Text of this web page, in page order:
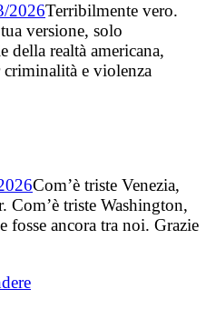
2026Terribilmente vero.
versione, solo
della realtà americana,
criminalità e violenza
Com’è triste Venezia,
Com’è triste Washington,
fosse ancora tra noi. Grazie